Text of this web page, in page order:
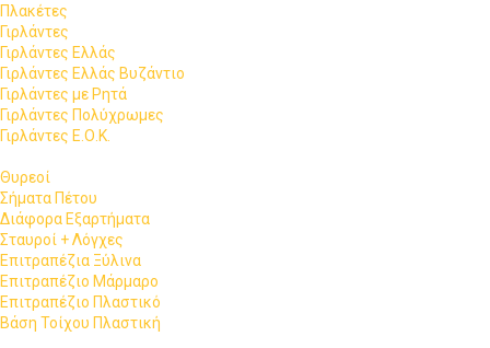
Πλακέτες
Γιρλάντες
Γιρλάντες Ελλάς
Γιρλάντες Ελλάς Βυζάντιο
Γιρλάντες με Ρητά
Γιρλάντες Πολύχρωμες
Γιρλάντες Ε.Ο.Κ.
Θυρεοί
Σήματα Πέτου
Διάφορα Εξαρτήματα
Σταυροί + Λόγχες
Επιτραπέζια Ξύλινα
Επιτραπέζιο Μάρμαρο
Επιτραπέζιο Πλαστικό
Βάση Τοίχου Πλαστική